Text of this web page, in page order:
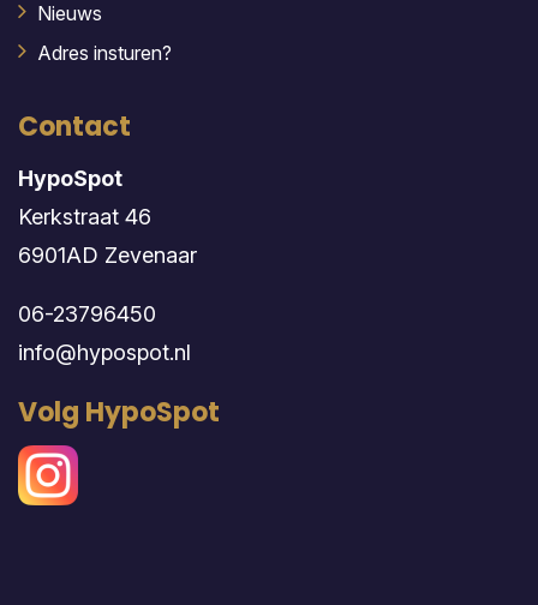
Nieuws
Adres insturen?
Contact
HypoSpot
Kerkstraat 46
6901AD Zevenaar
06-23796450
info@hypospot.nl
Volg HypoSpot